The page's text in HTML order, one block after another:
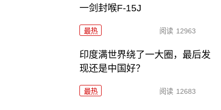
一剑封喉F-15J
最热 阅读 12963
印度满世界绕了一大圈，最后发
现还是中国好？
最热 阅读 12683